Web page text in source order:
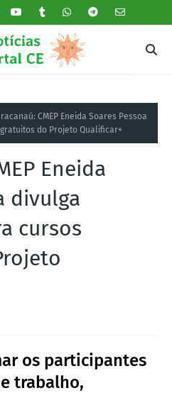
CMEP Eneida Soares Pessoa
do Projeto Qualificar+
Eneida
divulga
cursos
os participantes
trabalho,